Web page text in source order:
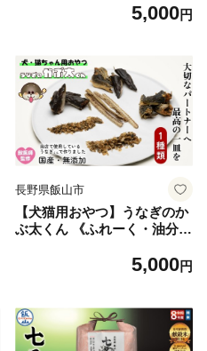
ットフード（Ab-203-1）
5,000円
長野県飯山市
【犬猫用おやつ】うなぎのか
ぶ太くん 《ふれーく・油分カ
塩 獣医監修 ペットフード（A
5,000円